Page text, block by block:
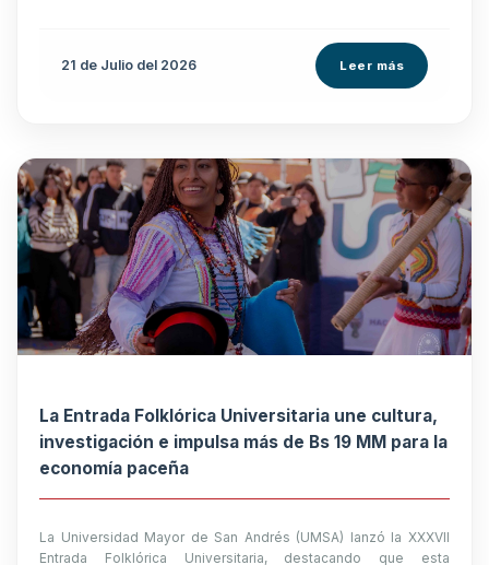
21 de Julio del 2026 Leer más
La Entrada Folklórica Universitaria une cultura,
investigación e impulsa más de Bs 19 MM para la
economía paceña
La Universidad Mayor de San Andrés (UMSA) lanzó la XXXVII
Entrada Folklórica Universitaria, destacando que esta